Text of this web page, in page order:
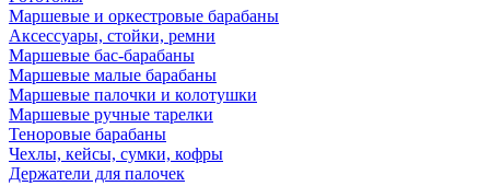
Маршевые и оркестровые барабаны
Аксессуары, стойки, ремни
Маршевые бас-барабаны
Маршевые малые барабаны
Маршевые палочки и колотушки
Маршевые ручные тарелки
Теноровые барабаны
Чехлы, кейсы, сумки, кофры
Держатели для палочек